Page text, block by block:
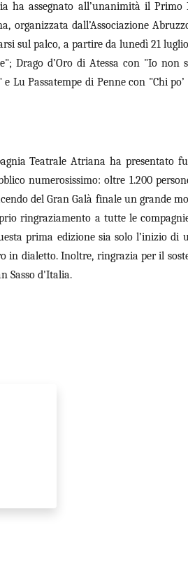
ha assegnato all’unanimità il Primo
organizzata dall’Associazione
sul palco, a partire da lunedì 21
Drago d’Oro di Atessa con "Io
Lu Passatempe di Penne con "Chi
Teatrale Atriana ha presentato
numerosissimo: oltre 1.200
del Gran Galà finale un grande
ringraziamento a tutte le
prima edizione sia solo l’inizio di
dialetto. Inoltre, ringrazia per il
Sasso d'Italia.